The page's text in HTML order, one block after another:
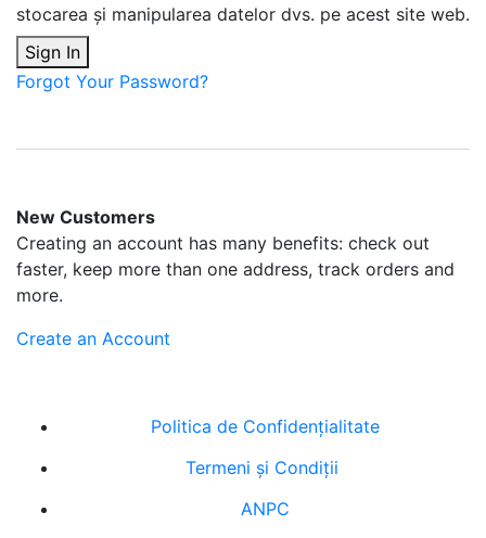
stocarea și manipularea datelor dvs. pe acest site web.
Sign In
Forgot Your Password?
New Customers
Creating an account has many benefits: check out
faster, keep more than one address, track orders and
more.
Create an Account
Politica de Confidenţialitate
Termeni şi Condiţii
ANPC